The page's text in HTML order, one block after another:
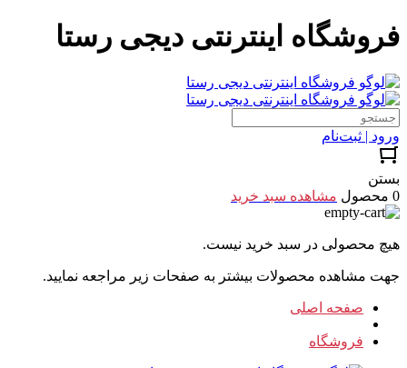
فروشگاه اینترنتی دیجی رستا
ورود | ثبت‌نام
بستن
0 محصول
مشاهده سبد خرید
هیچ محصولی در سبد خرید نیست.
جهت مشاهده محصولات بیشتر به صفحات زیر مراجعه نمایید.
صفحه اصلی
فروشگاه